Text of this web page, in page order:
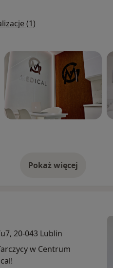
(PCOS)
(1)
Pokaż więcejo doświadczeniu
20-043 Lublin
w Centrum